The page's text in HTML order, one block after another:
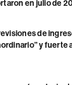
en julio de
de
y fuerte